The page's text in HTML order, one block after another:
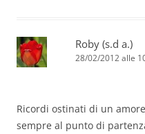
Roby (s.d a.)
28/02/2012 alle
Ricordi ostinati di un
sempre al punto di